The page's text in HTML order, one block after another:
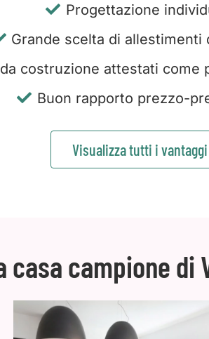
Progettazione
Grande scelta di allestimenti
costruzione attestati come
Buon rapporto prezzo-
Visualizza tutti i vantaggi
casa campione di